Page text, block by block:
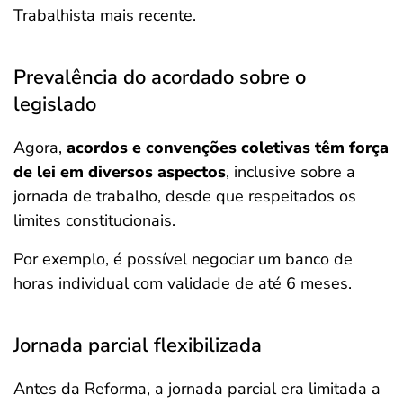
Trabalhista mais recente.
Prevalência do acordado sobre o
legislado
Agora, acordos e convenções coletivas têm força
de lei em diversos aspectos, inclusive sobre a
jornada de trabalho, desde que respeitados os
limites constitucionais.
Por exemplo, é possível negociar um banco de
horas individual com validade de até 6 meses.
Jornada parcial flexibilizada
Antes da Reforma, a jornada parcial era limitada a